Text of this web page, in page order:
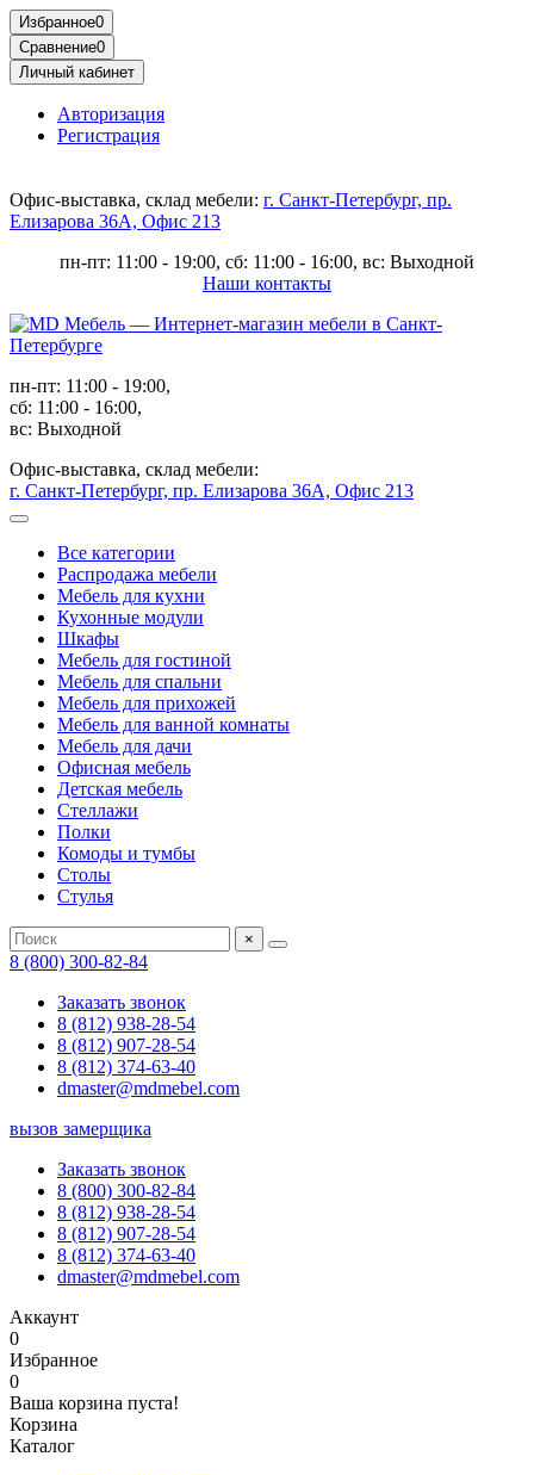
Избранное0
Сравнение0
Личный кабинет
Авторизация
Регистрация
Офис-выставка, склад мебели: г. Санкт-Петербург, пр.
Елизарова 36А, Офис 213
пн-пт: 11:00 - 19:00, сб: 11:00 - 16:00, вс: Выходной
Наши контакты
пн-пт: 11:00 - 19:00,
сб: 11:00 - 16:00,
вс: Выходной
Офис-выставка, склад мебели:
г. Санкт-Петербург, пр. Елизарова 36А, Офис 213
Все категории
Распродажа мебели
Мебель для кухни
Кухонные модули
Шкафы
Мебель для гостиной
Мебель для спальни
Мебель для прихожей
Мебель для ванной комнаты
Мебель для дачи
Офисная мебель
Детская мебель
Стеллажи
Полки
Комоды и тумбы
Столы
Стулья
×
8 (800) 300-82-84
Заказать звонок
8 (812) 938-28-54
8 (812) 907-28-54
8 (812) 374-63-40
dmaster@mdmebel.com
вызов замерщика
Заказать звонок
8 (800) 300-82-84
8 (812) 938-28-54
8 (812) 907-28-54
8 (812) 374-63-40
dmaster@mdmebel.com
Аккаунт
0
Избранное
0
Ваша корзина пуста!
Корзина
Каталог